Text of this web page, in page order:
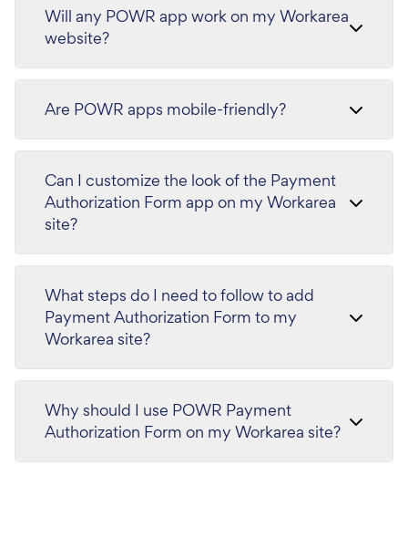
Will any POWR app work on my Workarea
website?
Are POWR apps mobile-friendly?
Can I customize the look of the Payment
Authorization Form app on my Workarea
site?
What steps do I need to follow to add
Payment Authorization Form to my
Workarea site?
Why should I use POWR Payment
Authorization Form on my Workarea site?